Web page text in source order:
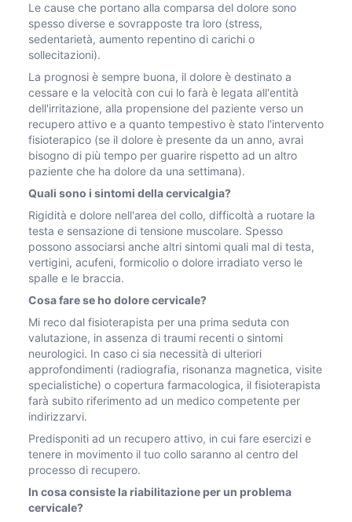
Le cause che portano alla comparsa del dolore sono
spesso diverse e sovrapposte tra loro (stress,
sedentarietà, aumento repentino di carichi o
sollecitazioni).
La prognosi è sempre buona, il dolore è destinato a
cessare e la velocità con cui lo farà è legata all'entità
dell'irritazione, alla propensione del paziente verso un
recupero attivo e a quanto tempestivo è stato l'intervento
fisioterapico (se il dolore è presente da un anno, avrai
bisogno di più tempo per guarire rispetto ad un altro
paziente che ha dolore da una settimana).
Quali sono i sintomi della cervicalgia?
Rigidità e dolore nell'area del collo, difficoltà a ruotare la
testa e sensazione di tensione muscolare. Spesso
possono associarsi anche altri sintomi quali mal di testa,
vertigini, acufeni, formicolio o dolore irradiato verso le
spalle e le braccia.
Cosa fare se ho dolore cervicale?
Mi reco dal fisioterapista per una prima seduta con
valutazione, in assenza di traumi recenti o sintomi
neurologici. In caso ci sia necessità di ulteriori
approfondimenti (radiografia, risonanza magnetica, visite
specialistiche) o copertura farmacologica, il fisioterapista
farà subito riferimento ad un medico competente per
indirizzarvi.
Predisponiti ad un recupero attivo, in cui fare esercizi e
tenere in movimento il tuo collo saranno al centro del
processo di recupero.
In cosa consiste la riabilitazione per un problema
cervicale?